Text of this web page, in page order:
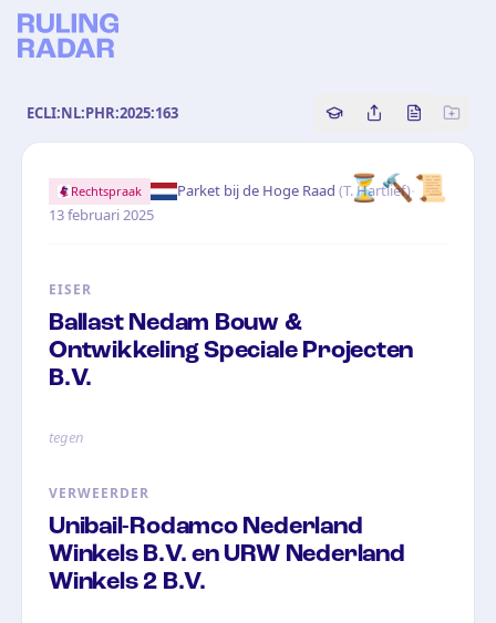
ECLI:NL:PHR:2025:163 Copy source
Share this
Bekijk
⏳🔨📜
Rechtspraak Parket bij de Hoge Raad (T. Hartlief)·
13 februari 2025
EISER
Ballast Nedam Bouw &
Ontwikkeling Speciale Projecten
B.V.
tegen
VERWEERDER
Unibail-Rodamco Nederland
Winkels B.V. en URW Nederland
Winkels 2 B.V.